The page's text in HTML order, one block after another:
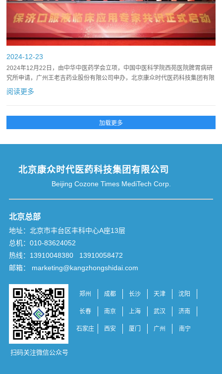
2024-12-23
2024年12月22日，由中华中医药学会立项，中国中医科学院西苑医院脾胃病研
究所申请，广州王老吉药业股份有限公司申办，北京康众时代医药科技集团有限
公司承办的《保济口服液临床应用专家共识》专家讨论会在北...
阅读更多
北京康众时代医药科技集团有限公司
Beijing Cozone Times MediTech Corp.
北京总部
地址：北京市丰台区丰科中心A座13层
总机：010-83624052
热线：13910048380 13910058472
邮箱： marketing@kangzhongshidai.com
扫码关注微信公众号
郑州 成都 长沙 天津 沈阳
长春 南京 上海 武汉 济南
石家庄 西安 厦门 广州 南宁